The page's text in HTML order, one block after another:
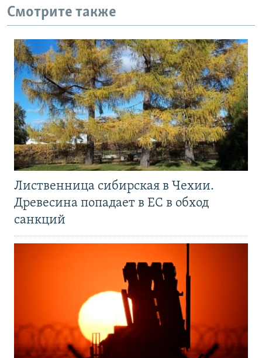
Смотрите также
Лиственница сибирская в Чехии.
Древесина попадает в ЕС в обход
санкций